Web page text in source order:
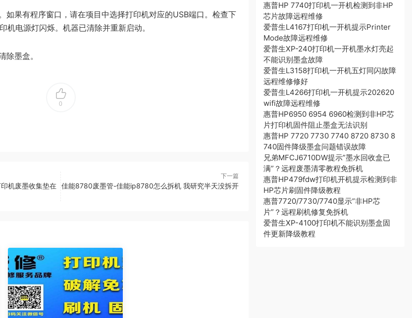
如果有程序窗口，请在项目中选择打印机对应的USB端口。检查下
机电源灯闪烁。机器已清除并重新启动。
除墨盒。
0
机废墨收集垫在
下一篇
佳能8780废墨管-佳能ip8780怎么拆机 我研究半天没拆开
惠普HP 7740打印机一开机检测到非HP
芯片故障远程维修
爱普生L4167打印机一开机提示Printer
Mode故障远程维修
爱普生XP-240打印机一开机墨水灯亮起
不能识别墨盒故障
爱普生L3158打印机一开机五灯同闪故障
远程维修修好
爱普生L4266打印机一开机提示202620
wifi故障远程维修
惠普HP6950 6954 6960检测到非HP芯
片打印机固件阻止墨盒无法识别
惠普HP 7720 7730 7740 8720 8730 8
740固件降级墨盒问题错误故障
兄弟MFCJ6710DW提示”墨水回收盒已
满”？远程废墨清零教程免拆机
惠普HP479fdw打印机开机提示检测到非
HP芯片刷固件降级教程
惠普7720/7730/7740显示”非HP芯
片”？远程刷机修复免拆机
爱普生XP-4100打印机不能识别墨盒固
件更新降级教程